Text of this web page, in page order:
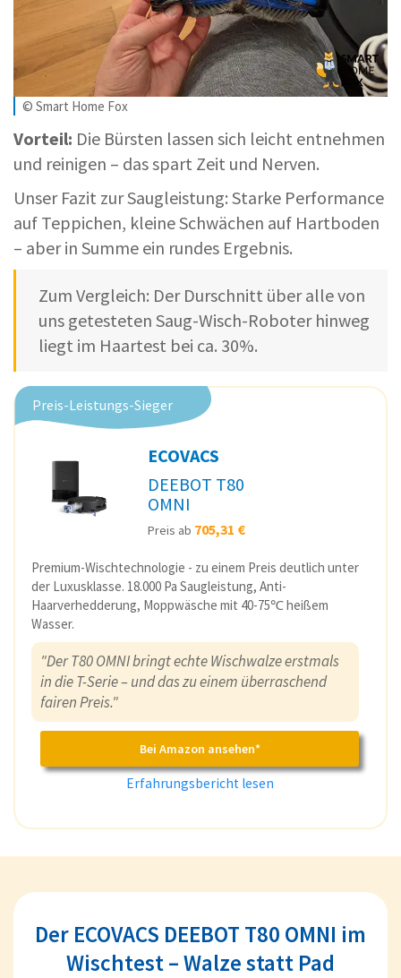
© Smart Home Fox
Vorteil: Die Bürsten lassen sich leicht entnehmen
und reinigen – das spart Zeit und Nerven.
Unser Fazit zur Saugleistung: Starke Performance
auf Teppichen, kleine Schwächen auf Hartboden
– aber in Summe ein rundes Ergebnis.
Zum Vergleich: Der Durschnitt über alle von
uns getesteten Saug-Wisch-Roboter hinweg
liegt im Haartest bei ca. 30%.
Preis-Leistungs-Sieger
ECOVACS
DEEBOT T80
OMNI
Preis ab 705,31 €
Premium-Wischtechnologie - zu einem Preis deutlich unter
der Luxusklasse. 18.000 Pa Saugleistung, Anti-
Haarverhedderung, Moppwäsche mit 40-75℃ heißem
Wasser.
"Der T80 OMNI bringt echte Wischwalze erstmals
in die T-Serie – und das zu einem überraschend
fairen Preis."
Bei Amazon ansehen*
Erfahrungsbericht lesen
Der ECOVACS DEEBOT T80 OMNI im
Wischtest – Walze statt Pad